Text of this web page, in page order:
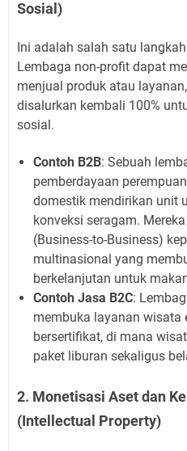
Sosial)
Ini adalah salah satu
Lembaga non-profit dapat
menjual produk atau
disalurkan kembali 100%
sosial.
Contoh B2B: Sebuah
pemberdayaan
domestik mendirikan unit
konveksi seragam.
(Business-to-Business)
multinasional yang
berkelanjutan untuk
Contoh Jasa B2C:
membuka layanan wisata
bersertifikat, di mana
paket liburan sekaligus
2. Monetisasi Aset dan
(Intellectual Property)